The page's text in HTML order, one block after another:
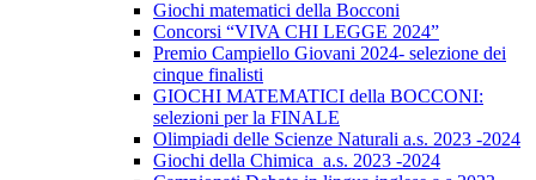
Giochi matematici della Bocconi
Concorsi “VIVA CHI LEGGE 2024”
Premio Campiello Giovani 2024- selezione dei
cinque finalisti
GIOCHI MATEMATICI della BOCCONI:
selezioni per la FINALE
Olimpiadi delle Scienze Naturali a.s. 2023 -2024
Giochi della Chimica a.s. 2023 -2024